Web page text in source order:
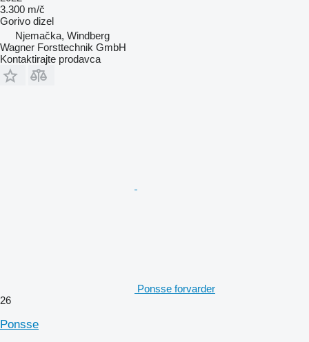
3.300 m/č
Gorivo dizel
Njemačka, Windberg
Wagner Forsttechnik GmbH
Kontaktirajte prodavca
Ponsse forvarder
26
Ponsse